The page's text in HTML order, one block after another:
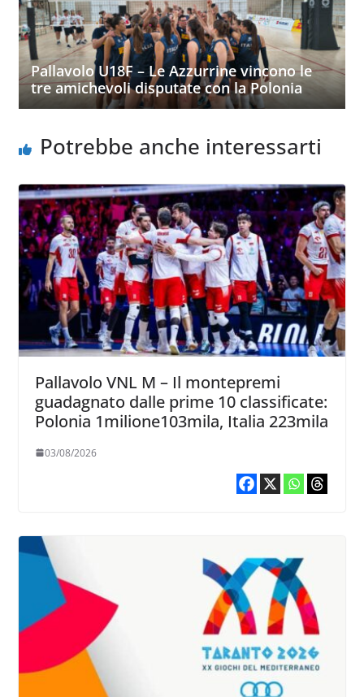
Pallavolo U18F – Le Azzurrine vincono le
tre amichevoli disputate con la Polonia
Potrebbe anche interessarti
Pallavolo VNL M – Il montepremi
guadagnato dalle prime 10 classificate:
Polonia 1milione103mila, Italia 223mila
03/08/2026